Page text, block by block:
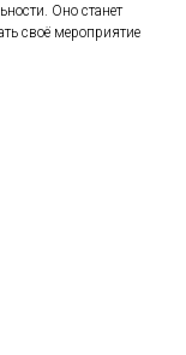
Оно станет
своё мероприятие